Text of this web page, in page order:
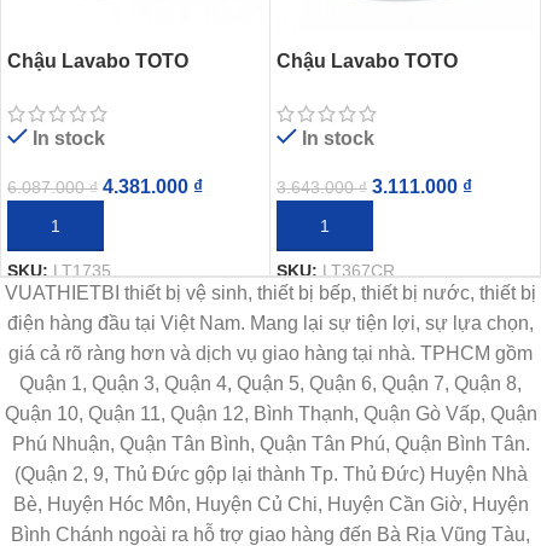
Chậu Lavabo TOTO
In stock
6.087.000₫ 4.381.000 ₫
THÊM VÀO GIỎ HÀNG
SKU:LT1735
Chậu Lavabo TOTO
In stock
3.643.000₫ 3.111.000 ₫
THÊM VÀO GIỎ HÀNG
SKU:LT367CR
VUATHIETBI thiết bị vệ sinh, thiết bị bếp, thiết bị nước, thiết bị
điện hàng đầu tại Việt Nam. Mang lại sự tiện lợi, sự lựa chọn,
giá cả rõ ràng hơn và dịch vụ giao hàng tại nhà. TPHCM gồm
Quận 1, Quận 3, Quận 4, Quận 5, Quận 6, Quận 7, Quận 8,
Quận 10, Quận 11, Quận 12, Bình Thạnh, Quận Gò Vấp, Quận
Phú Nhuận, Quận Tân Bình, Quận Tân Phú, Quận Bình Tân.
(Quận 2, 9, Thủ Đức gộp lại thành Tp. Thủ Đức) Huyện Nhà
Bè, Huyện Hóc Môn, Huyện Củ Chi, Huyện Cần Giờ, Huyện
Bình Chánh ngoài ra hỗ trợ giao hàng đến Bà Rịa Vũng Tàu,